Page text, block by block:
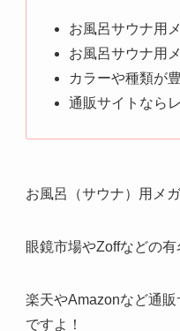
お風呂サウナ用
お風呂サウナ用
カラーや種類が
通販サイトなら
お風呂（サウナ）用メ
眼鏡市場やZoffなどの
楽天やAmazonなど通
ですよ！